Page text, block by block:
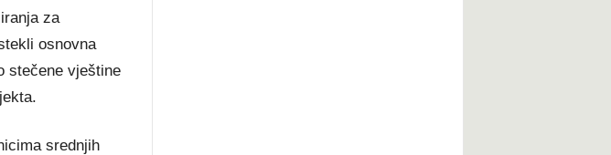
za
osnovna
stečene vještine
srednjih